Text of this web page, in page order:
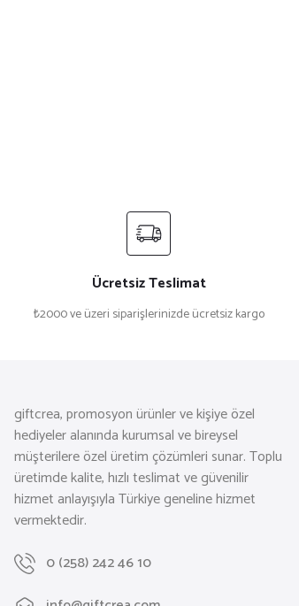
₺ 84,00
BİSMİL SİYAH METAL TÜKENMEZ KALEM
Ücretsiz Teslimat
₺2000 ve üzeri siparişlerinizde ücretsiz kargo
giftcrea, promosyon ürünler ve kişiye özel
hediyeler alanında kurumsal ve bireysel
müşterilere özel üretim çözümleri sunar. Toplu
üretimde kalite, hızlı teslimat ve güvenilir
hizmet anlayışıyla Türkiye geneline hizmet
vermektedir.
0 (258) 242 46 10